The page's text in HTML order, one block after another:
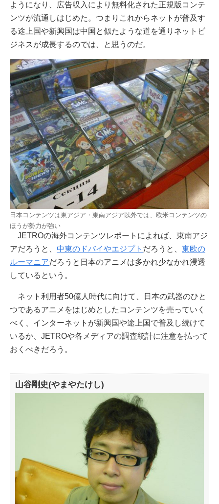
ようになり、広告収入により無料化された正規版コンテ
ンツが流通しはじめた。つまりこれからネットが普及す
る途上国や新興国は中国と似たような道を通りネットビ
ジネスが成長するのでは、と思うのだ。
日本コンテンツは東アジア・東南アジア以外では、欧米コンテンツの
ほうが勢力が強い
JETROの海外コンテンツレポートによれば、東南アジ
アだろうと、 中東のドバイやエジプト だろうと、 東欧の
ルーマニアだろうと日本のアニメは多かれ少なかれ浸透
しているという。
ネット利用者50億人時代に向けて、日本の武器のひと
つであるアニメをはじめとしたコンテンツを売っていく
べく、インターネットが新興国や途上国で普及し続けて
いるか、JETROや各メディアの調査統計に注意を払って
おくべきだろう。
山谷剛史(やまやたけし)